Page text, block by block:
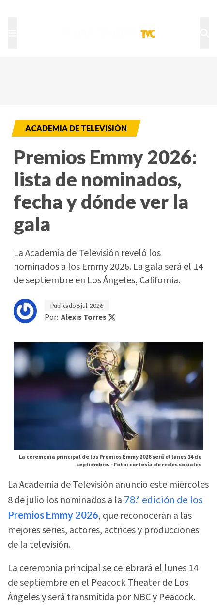
ACADEMIA DE TELEVISIÓN
Premios Emmy 2026:
lista de nominados,
fecha y dónde ver la
gala
La Academia de Televisión reveló los
nominados a los Emmy 2026. La gala será el 14
de septiembre en Los Ángeles, California.
Publicado 8 jul. 2026
Por: Alexis Torres
La ceremonia principal de los Premios Emmy 2026 será el lunes 14 de
septiembre. -Foto: cortesía de redes sociales
La Academia de Televisión anunció este miércoles
8 de julio los nominados a la 78.ª edición de los
Premios Emmy 2026, que reconocerán a las
mejores series, actores, actrices y producciones
de la televisión.
La ceremonia principal se celebrará el lunes 14
de septiembre en el Peacock Theater de Los
Ángeles y será transmitida por NBC y Peacock.